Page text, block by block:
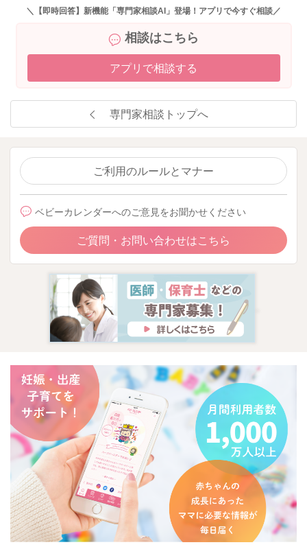
のに時間がかかり、満足感が得られるかもしれませんね。お試
2025/10/20 5:45
＼【即時回答】新機能「専門家相談AI」登場！アプリで今すぐ相談／
相談はこちら
アプリで相談する
専門家相談トップへ
ご利用のルールとマナー
ベビーカレンダーへのご意見をお聞かせください
ご質問・お問い合わせはこちら